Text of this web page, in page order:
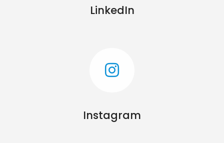
LinkedIn
Instagram